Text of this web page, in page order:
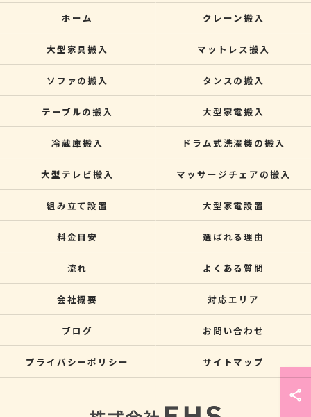
ホーム クレーン搬入
大型家具搬入 マットレス搬入
ソファの搬入 タンスの搬入
テーブルの搬入 大型家電搬入
冷蔵庫搬入 ドラム式洗濯機の搬入
大型テレビ搬入 マッサージチェアの搬入
組み立て設置 大型家電設置
料金目安 選ばれる理由
流れ よくある質問
会社概要 対応エリア
ブログ お問い合わせ
プライバシーポリシー サイトマップ